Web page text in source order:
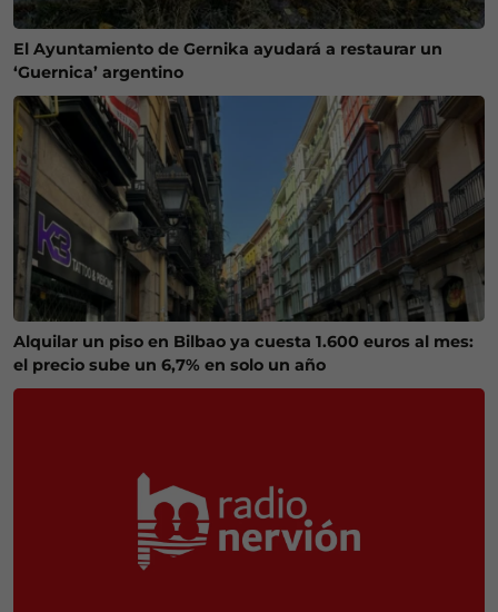
El Ayuntamiento de Gernika ayudará a restaurar un
‘Guernica’ argentino
Alquilar un piso en Bilbao ya cuesta 1.600 euros al mes:
el precio sube un 6,7% en solo un año